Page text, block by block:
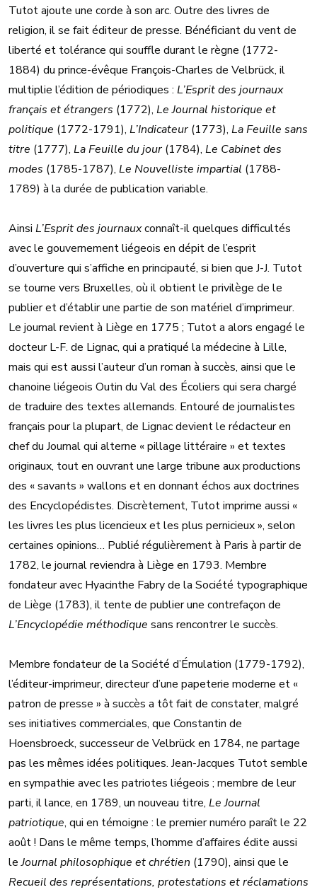
Tutot ajoute une corde à son arc. Outre des livres de
religion, il se fait éditeur de presse. Bénéficiant du vent de
liberté et tolérance qui souffle durant le règne (1772-
1884) du prince-évêque François-Charles de Velbrück, il
multiplie l’édition de périodiques : L’Esprit des journaux
français et étrangers (1772), Le Journal historique et
politique (1772-1791), L’Indicateur (1773), La Feuille sans
titre (1777), La Feuille du jour (1784), Le Cabinet des
modes (1785-1787), Le Nouvelliste impartial (1788-
1789) à la durée de publication variable.
Ainsi L’Esprit des journauxconnaît-il quelques difficultés
avec le gouvernement liégeois en dépit de l’esprit
d’ouverture qui s’affiche en principauté, si bien que J-J. Tutot
se tourne vers Bruxelles, où il obtient le privilège de le
publier et d’établir une partie de son matériel d’imprimeur.
Le journal revient à Liège en 1775 ; Tutot a alors engagé le
docteur L-F. de Lignac, qui a pratiqué la médecine à Lille,
mais qui est aussi l’auteur d’un roman à succès, ainsi que le
chanoine liégeois Outin du Val des Écoliers qui sera chargé
de traduire des textes allemands. Entouré de journalistes
français pour la plupart, de Lignac devient le rédacteur en
chef du Journal qui alterne « pillage littéraire » et textes
originaux, tout en ouvrant une large tribune aux productions
des « savants » wallons et en donnant échos aux doctrines
des Encyclopédistes. Discrètement, Tutot imprime aussi «
les livres les plus licencieux et les plus pernicieux », selon
certaines opinions… Publié régulièrement à Paris à partir de
1782, le journal reviendra à Liège en 1793. Membre
fondateur avec Hyacinthe Fabry de la Société typographique
de Liège (1783), il tente de publier une contrefaçon de
L’Encyclopédie méthodique sans rencontrer le succès.
Membre fondateur de la Société d’Émulation (1779-1792),
l’éditeur-imprimeur, directeur d’une papeterie moderne et «
patron de presse » à succès a tôt fait de constater, malgré
ses initiatives commerciales, que Constantin de
Hoensbroeck, successeur de Velbrück en 1784, ne partage
pas les mêmes idées politiques. Jean-Jacques Tutot semble
en sympathie avec les patriotes liégeois ; membre de leur
parti, il lance, en 1789, un nouveau titre, Le Journal
patriotique, qui en témoigne : le premier numéro paraît le 22
août ! Dans le même temps, l’homme d’affaires édite aussi
leJournal philosophique et chrétien (1790), ainsi que le
Recueil des représentations, protestations et réclamations